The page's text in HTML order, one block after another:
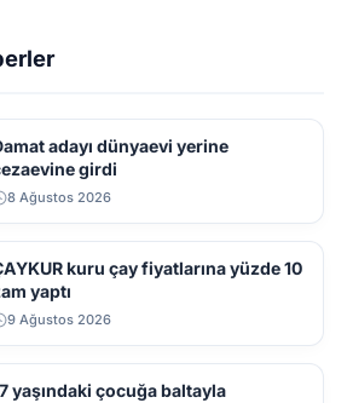
adayı dünyaevi yerine
girdi
8 Ağustos 2026
kuru çay fiyatlarına yüzde 10
yaptı
9 Ağustos 2026
yaşındaki çocuğa baltayla